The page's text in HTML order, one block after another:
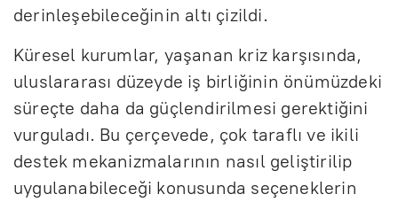
derinleşebileceğinin altı çizildi.
Küresel kurumlar, yaşanan kriz karşısında,
uluslararası düzeyde iş birliğinin önümüzdeki
süreçte daha da güçlendirilmesi gerektiğini
vurguladı. Bu çerçevede, çok taraflı ve ikili
destek mekanizmalarının nasıl geliştirilip
uygulanabileceği konusunda seçeneklerin